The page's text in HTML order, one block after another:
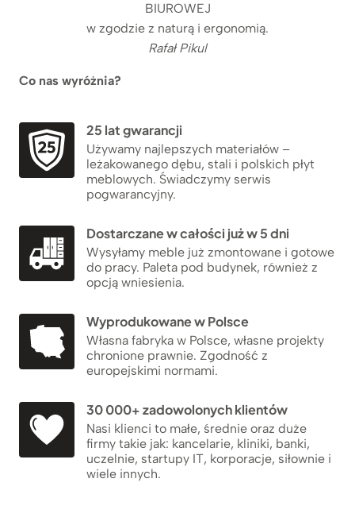
BIUROWEJ
w zgodzie z naturą i ergonomią.
Rafał Pikul
Co nas wyróżnia?
25 lat gwarancji
Używamy najlepszych materiałów –
leżakowanego dębu, stali i polskich płyt
meblowych. Świadczymy serwis
pogwarancyjny.
Dostarczane w całości już w 5 dni
Wysyłamy meble już zmontowane i gotowe
do pracy. Paleta pod budynek, również z
opcją wniesienia.
Wyprodukowane w Polsce
Własna fabryka w Polsce, własne projekty
chronione prawnie. Zgodność z
europejskimi normami.
30 000+ zadowolonych klientów
Nasi klienci to małe, średnie oraz duże
firmy takie jak: kancelarie, kliniki, banki,
uczelnie, startupy IT, korporacje, siłownie i
wiele innych.